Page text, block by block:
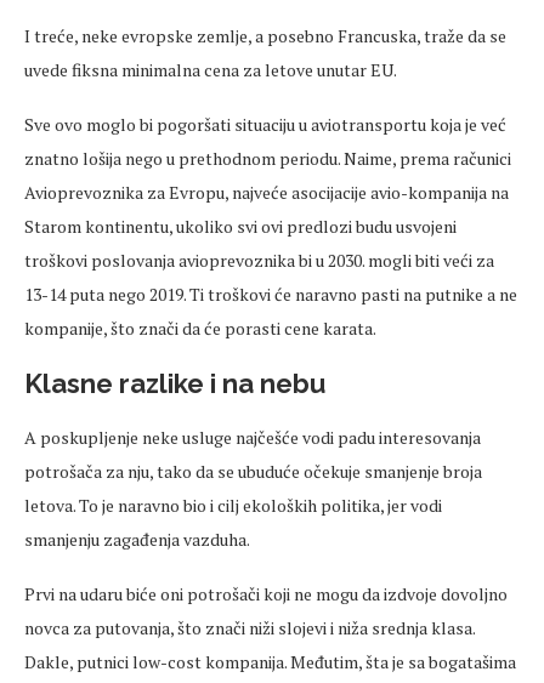
I treće, neke evropske zemlje, a posebno Francuska, traže da se
uvede fiksna minimalna cena za letove unutar EU.
Sve ovo moglo bi pogoršati situaciju u aviotransportu koja je već
znatno lošija nego u prethodnom periodu. Naime, prema računici
Avioprevoznika za Evropu, najveće asocijacije avio-kompanija na
Starom kontinentu, ukoliko svi ovi predlozi budu usvojeni
troškovi poslovanja avioprevoznika bi u 2030. mogli biti veći za
13-14 puta nego 2019. Ti troškovi će naravno pasti na putnike a ne
kompanije, što znači da će porasti cene karata.
Klasne razlike i na nebu
A poskupljenje neke usluge najčešće vodi padu interesovanja
potrošača za nju, tako da se ubuduće očekuje smanjenje broja
letova. To je naravno bio i cilj ekoloških politika, jer vodi
smanjenju zagađenja vazduha.
Prvi na udaru biće oni potrošači koji ne mogu da izdvoje dovoljno
novca za putovanja, što znači niži slojevi i niža srednja klasa.
Dakle, putnici low-cost kompanija. Međutim, šta je sa bogatašima